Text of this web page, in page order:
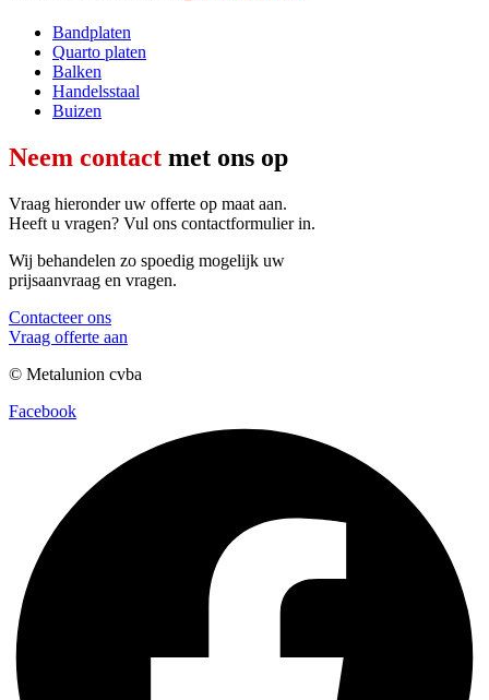
Bandplaten
Quarto platen
Balken
Handelsstaal
Buizen
Neem contact met ons op
Vraag hieronder uw offerte op maat aan.
Heeft u vragen? Vul ons contactformulier in.
Wij behandelen zo spoedig mogelijk uw
prijsaanvraag en vragen.
Contacteer ons
Vraag offerte aan
© Metalunion cvba
Facebook